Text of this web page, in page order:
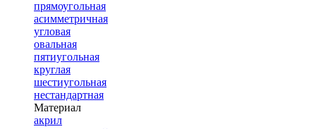
прямоугольная
асимметричная
угловая
овальная
пятиугольная
круглая
шестиугольная
нестандартная
Материал
акрил